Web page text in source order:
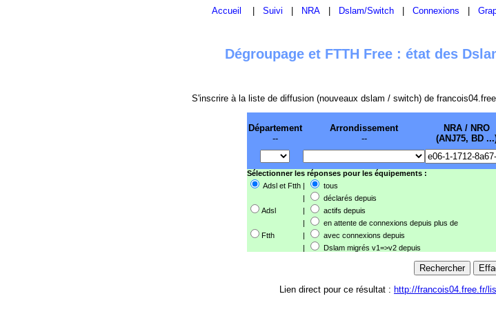
Accueil Suivi NRA Dslam/Switch Connexions
Dégroupage et FTTH Free : état des
S'inscrire à la liste de diffusion (nouveaux dslam / switch) de
Département
--
Arrondissement
--
NRA / NRO
(ANJ75, BD
Sélectionner les réponses pour les équipements :
Adsl et Ftth |
tous
|
déclarés depuis
Adsl |
actifs depuis
|
en attente de connexions depuis plus de
Ftth
|
avec connexions depuis
|
Dslam migrés v1=>v2 depuis
Lien direct pour ce résultat : http://francois04.free.fr/